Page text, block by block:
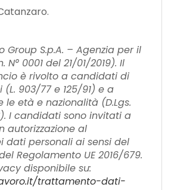
Group S.p.A. – Agenzia per il
N° 0001 del 21/01/2019). Il
è rivolto a candidati di
903/77 e 125/91) e a
età e nazionalità (D.Lgs.
I candidati sono invitati a
autorizzazione al
dati personali ai sensi del
Regolamento UE 2016/679.
disponibile su:
trattamento-dati-